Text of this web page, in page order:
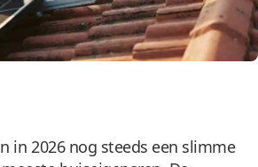
in 2026 nog steeds een slimme